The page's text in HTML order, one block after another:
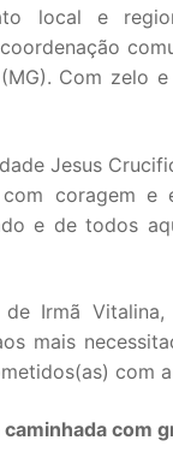
local e
Com zelo
Jesus
coragem e
e de todos
Irmã
mais
com
com